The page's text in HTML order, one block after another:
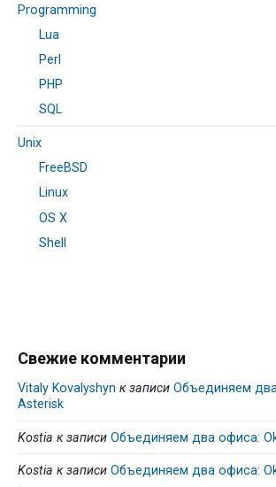
Programming
Lua
Perl
PHP
SQL
Unix
FreeBSD
Linux
OS X
Shell
Свежие комментарии
Vitaly Kovalyshyn к записи Объединяем
Asterisk
Kostia к записи Объединяем два офиса:
Kostia к записи Объединяем два офиса: